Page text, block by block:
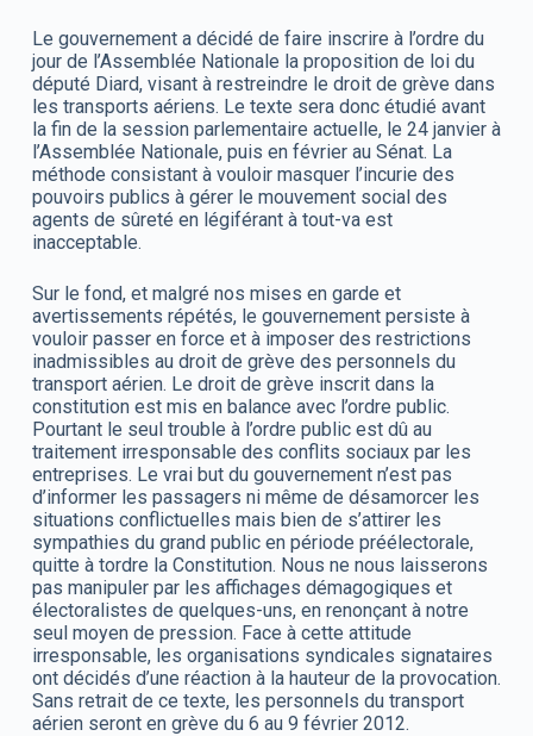
Le gouvernement a décidé de faire inscrire à l’ordre du
jour de l’Assemblée Nationale la proposition de loi du
député Diard, visant à restreindre le droit de grève dans
les transports aériens. Le texte sera donc étudié avant
la fin de la session parlementaire actuelle, le 24 janvier à
l’Assemblée Nationale, puis en février au Sénat. La
méthode consistant à vouloir masquer l’incurie des
pouvoirs publics à gérer le mouvement social des
agents de sûreté en légiférant à tout-va est
inacceptable.
Sur le fond, et malgré nos mises en garde et
avertissements répétés, le gouvernement persiste à
vouloir passer en force et à imposer des restrictions
inadmissibles au droit de grève des personnels du
transport aérien. Le droit de grève inscrit dans la
constitution est mis en balance avec l’ordre public.
Pourtant le seul trouble à l’ordre public est dû au
traitement irresponsable des conflits sociaux par les
entreprises. Le vrai but du gouvernement n’est pas
d’informer les passagers ni même de désamorcer les
situations conflictuelles mais bien de s’attirer les
sympathies du grand public en période préélectorale,
quitte à tordre la Constitution. Nous ne nous laisserons
pas manipuler par les affichages démagogiques et
électoralistes de quelques-uns, en renonçant à notre
seul moyen de pression. Face à cette attitude
irresponsable, les organisations syndicales signataires
ont décidés d’une réaction à la hauteur de la provocation.
Sans retrait de ce texte, les personnels du transport
aérien seront en grève du 6 au 9 février 2012.